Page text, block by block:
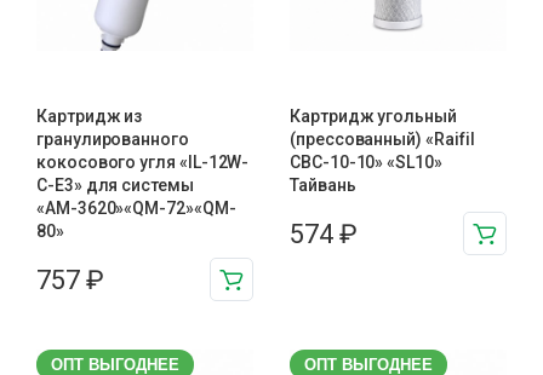
Картридж из
гранулированного
кокосового угля «IL-12W-
C-E3» для системы
«АМ-3620»«QM-72»«QM-
80»
757 ₽
Картридж угольный
(прессованный) «Raifil
CBC-10-10» «SL10»
Тайвань
574 ₽
ОПТ ВЫГОДНЕЕ ОПТ ВЫГОДНЕЕ